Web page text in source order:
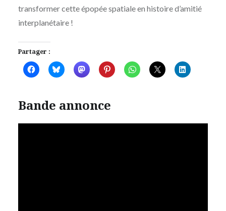
transformer cette épopée spatiale en histoire d’amitié
interplanétaire !
Partager :
Bande annonce